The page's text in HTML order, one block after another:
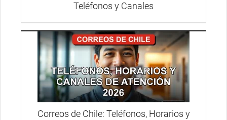
Teléfonos y Canales
Correos de Chile: Teléfonos, Horarios y